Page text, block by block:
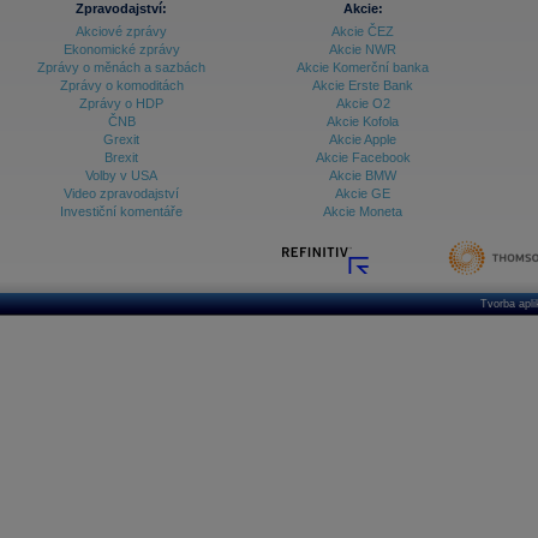
Archiv - Vývoj české koruny
Archiv analýz - Makroukazatele
Ceny průmyslových výrobců - Data a prognózy
Ceny průmyslových výrobců - Graf (ČR)
Ceny průmyslových výrobců - Kalendář (ČR)
Ceny průmyslových výrobců - Zpravodajství
Databanka - Ceny
Zpravodajství:
Akciové zprávy
Ekonomické zprávy
Zprávy o měnách a sazbách
Zprávy o komoditách
Zprávy o HDP
ČNB
Grexit
Brexit
Volby v USA
Video zpravodajství
Investiční komentáře
Akcie:
Akcie ČEZ
Akcie NWR
Akcie Komerční banka
Akcie Erste Bank
Akcie O2
Akcie Kofola
Akcie Apple
Akcie Facebook
Akcie BMW
Akcie GE
Akcie Moneta
Tvorba